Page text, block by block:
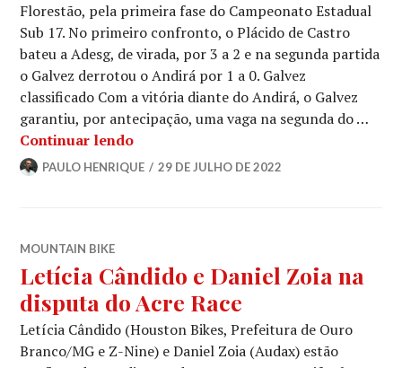
Florestão, pela primeira fase do Campeonato Estadual
Sub 17. No primeiro confronto, o Plácido de Castro
bateu a Adesg, de virada, por 3 a 2 e na segunda partida
o Galvez derrotou o Andirá por 1 a 0. Galvez
classificado Com a vitória diante do Andirá, o Galvez
garantiu, por antecipação, uma vaga na segunda do …
Continuar lendo
PAULO HENRIQUE 29 DE JULHO DE 2022
MOUNTAIN BIKE
Letícia Cândido e Daniel Zoia na
disputa do Acre Race
Letícia Cândido (Houston Bikes, Prefeitura de Ouro
Branco/MG e Z-Nine) e Daniel Zoia (Audax) estão